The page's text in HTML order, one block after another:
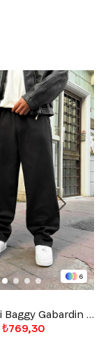
6
Bel Lastikli Baggy Gabardin Pantolon Siyah
₺769,30